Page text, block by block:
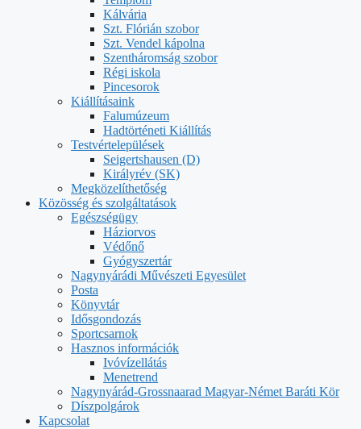
Kálvária
Szt. Flórián szobor
Szt. Vendel kápolna
Szentháromság szobor
Régi iskola
Pincesorok
Kiállításaink
Falumúzeum
Hadtörténeti Kiállítás
Testvértelepülések
Seigertshausen (D)
Királyrév (SK)
Megközelíthetőség
Közösség és szolgáltatások
Egészségügy
Háziorvos
Védőnő
Gyógyszertár
Nagynyárádi Művészeti Egyesület
Posta
Könyvtár
Idősgondozás
Sportcsarnok
Hasznos információk
Ivóvízellátás
Menetrend
Nagynyárád-Grossnaarad Magyar-Német Baráti Kör
Díszpolgárok
Kapcsolat